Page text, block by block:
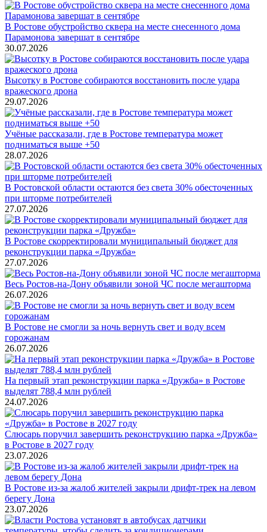
В Ростове обустройство сквера на месте снесенного дома
Парамонова завершат в сентябре
30.07.2026
Высотку в Ростове собираются восстановить после удара
вражеского дрона
29.07.2026
Учёные рассказали, где в Ростове температура может
подниматься выше +50
28.07.2026
В Ростовской области остаются без света 30% обесточенных
при шторме потребителей
27.07.2026
В Ростове скорректировали муниципальный бюджет для
реконструкции парка «Дружба»
27.07.2026
Весь Ростов-на-Дону объявили зоной ЧС после мегашторма
26.07.2026
В Ростове не смогли за ночь вернуть свет и воду всем
горожанам
26.07.2026
На первый этап реконструкции парка «Дружба» в Ростове
выделят 788,4 млн рублей
24.07.2026
Слюсарь поручил завершить реконструкцию парка «Дружба»
в Ростове в 2027 году
23.07.2026
В Ростове из-за жалоб жителей закрыли дрифт-трек на левом
берегу Дона
23.07.2026